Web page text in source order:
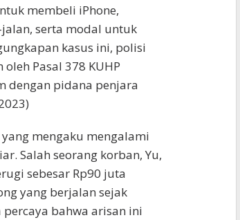
membeli iPhone,
serta modal untuk
kasus ini, polisi
Pasal 378 KUHP
dengan pidana penjara
mengaku mengalami
Salah seorang korban, Yu,
sebesar Rp90 juta
yang berjalan sejak
bahwa arisan ini